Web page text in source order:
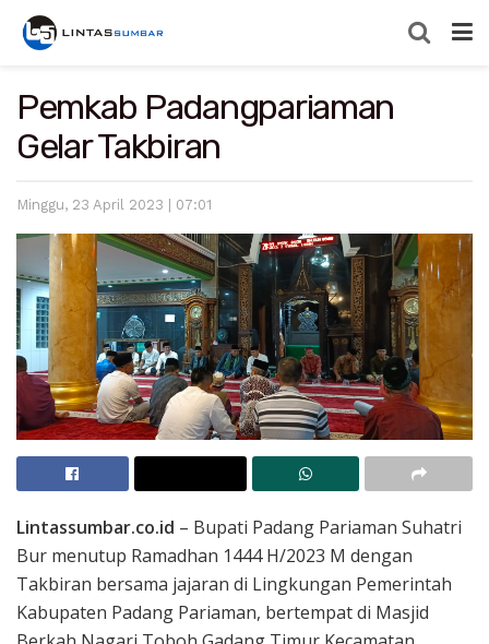
Pemkab Padangpariaman
Gelar Takbiran
Minggu, 23 April 2023 | 07:01
Lintassumbar.co.id – Bupati Padang Pariaman Suhatri
Bur menutup Ramadhan 1444 H/2023 M dengan
Takbiran bersama jajaran di Lingkungan Pemerintah
Kabupaten Padang Pariaman, bertempat di Masjid